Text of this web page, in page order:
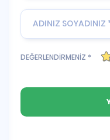
DEĞERLENDİRMENİZ *